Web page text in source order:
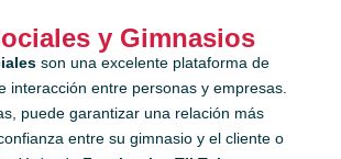
y Gimnasios
son una excelente plataforma de
interacción entre personas y empresas.
puede garantizar una relación más
entre su gimnasio y el cliente o